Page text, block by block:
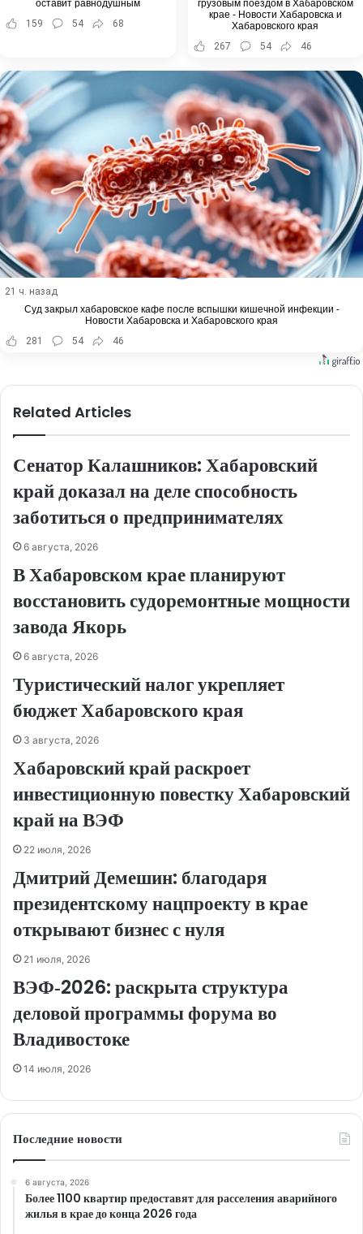
оставит равнодушным
159
54 68
грузовым поездом в Хабаровском
крае - Новости Хабаровска и
Хабаровского края
267
54 46
21 ч. назад
Суд закрыл хабаровское кафе после вспышки кишечной инфекции -
Новости Хабаровска и Хабаровского края
281
54 46
Related Articles
Сенатор Калашников: Хабаровский
край доказал на деле способность
заботиться о предпринимателях
6 августа, 2026
В Хабаровском крае планируют
восстановить судоремонтные мощности
завода Якорь
6 августа, 2026
Туристический налог укрепляет
бюджет Хабаровского края
3 августа, 2026
Хабаровский край раскроет
инвестиционную повестку Хабаровский
край на ВЭФ
22 июля, 2026
Дмитрий Демешин: благодаря
президентскому нацпроекту в крае
открывают бизнес с нуля
21 июля, 2026
ВЭФ‑2026: раскрыта структура
деловой программы форума во
Владивостоке
14 июля, 2026
Последние новости
6 августа, 2026
Более 1100 квартир предоставят для расселения аварийного
жилья в крае до конца 2026 года